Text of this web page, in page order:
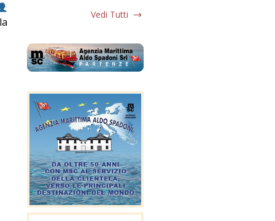
Vedi Tutti